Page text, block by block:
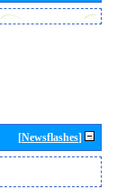
[Newsflashes]